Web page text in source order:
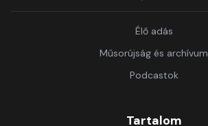
Élő adás
Műsorújság és archívum
Podcastok
Tartalom